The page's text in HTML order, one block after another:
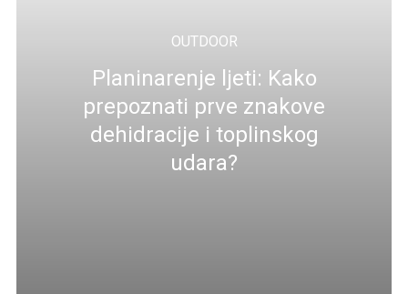
OUTDOOR
Planinarenje ljeti: Kako
prepoznati prve znakove
dehidracije i toplinskog
udara?